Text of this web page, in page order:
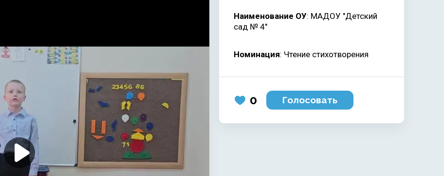
Наименование ОУ: МАДОУ "Детский
сад № 4"
Номинация: Чтение стихотворения
0 Голосовать